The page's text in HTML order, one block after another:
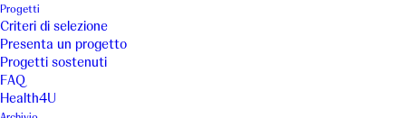
Progetti
Criteri di selezione
Presenta un progetto
Progetti sostenuti
FAQ
Health4UGiglio ODV ha allestito uno